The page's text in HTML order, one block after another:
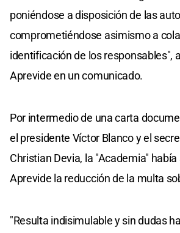
poniéndose a disposición de las
comprometiéndose asimismo a
identificación de los responsables",
Aprevide en un comunicado.
Por intermedio de una carta
el presidente Víctor Blanco y el
Christian Devia, la "Academia"
Aprevide la reducción de la multa
"Resulta indisimulable y sin dudas